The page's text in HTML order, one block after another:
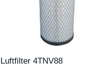
Luftfilter 4TNV88